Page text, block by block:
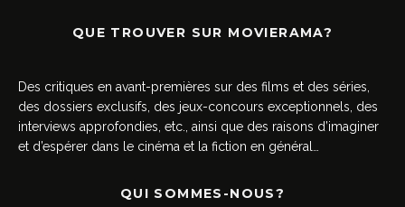
QUE TROUVER SUR MOVIERAMA?
Des critiques en avant-premières sur des films et des séries,
des dossiers exclusifs, des jeux-concours exceptionnels, des
interviews approfondies, etc., ainsi que des raisons d’imaginer
et d’espérer dans le cinéma et la fiction en général…
QUI SOMMES-NOUS?